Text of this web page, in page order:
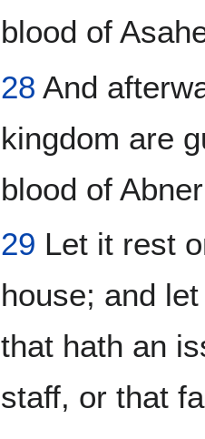
blood of
28 And
kingdom are
blood of
29 Let it rest
house; and
that hath an
staff, or that